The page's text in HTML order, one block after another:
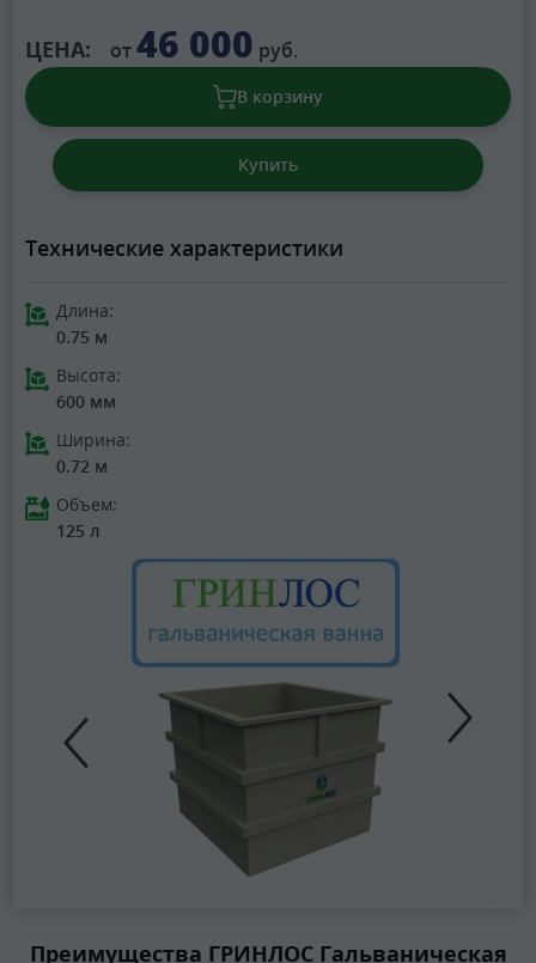
ЦЕНА: от46 000 руб.
В корзину
Купить
Технические характеристики
Длина:
0.75 м
Высота:
600 мм
Ширина:
0.72 м
Объем:
125 л
Преимущества ГРИНЛОС Гальваническая